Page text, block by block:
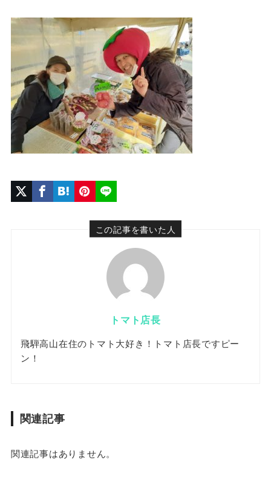
この記事を書いた人
トマト店長
飛騨高山在住のトマト大好き！トマト店長ですピー
ン！
関連記事
関連記事はありません。